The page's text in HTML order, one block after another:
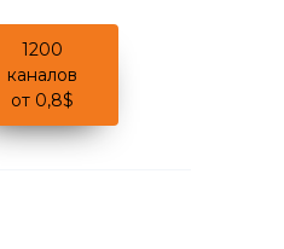
1200
каналов
от 0,8$